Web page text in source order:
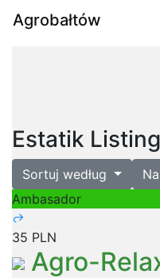
Agrobałtów
Estatik
Sortuj według
Ambasador
35 PLN
Agro-